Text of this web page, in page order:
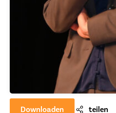
Downloaden teilen